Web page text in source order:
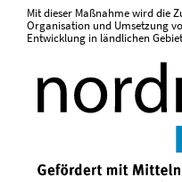
Mit dieser Maßnahme wird die
Organisation und Umsetzung
Entwicklung in ländlichen